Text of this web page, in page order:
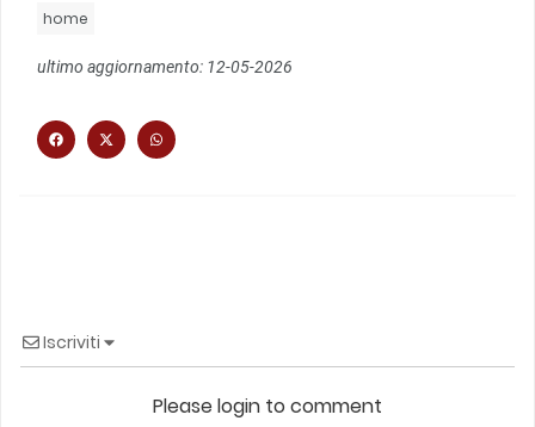
home
ultimo aggiornamento: 12-05-2026
Iscriviti
Please login to comment